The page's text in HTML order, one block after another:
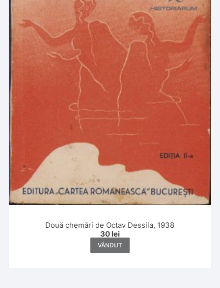
Două chemări de Octav Dessila, 1938
30 lei
VÂNDUT